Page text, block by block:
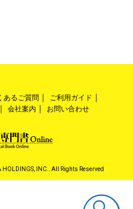
あるご質問
ご利用ガイド
会社案内 お問い合わせ
INC.. All Rights Reserved